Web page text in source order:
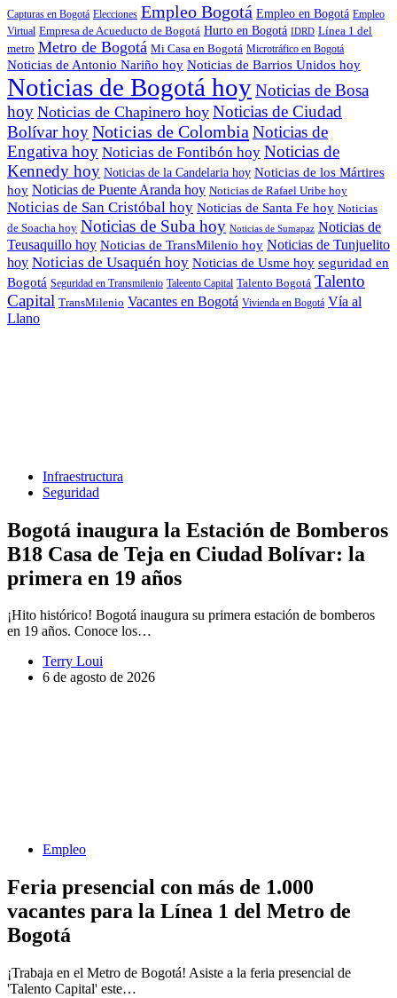
Capturas en Bogotá Elecciones Empleo Bogotá Empleo en Bogotá Empleo
Virtual Empresa de Acueducto de Bogotá Hurto en Bogotá IDRD Línea 1 del
metro Metro de Bogotá Mi Casa en Bogotá Microtráfico en Bogotá
Noticias de Antonio Nariño hoy Noticias de Barrios Unidos hoy
Noticias de Bogotá hoyNoticias de Bosa
hoy Noticias de Chapinero hoy Noticias de Ciudad
Bolívar hoyNoticias de Colombia Noticias de
Engativa hoy Noticias de Fontibón hoy Noticias de
Kennedy hoy Noticias de la Candelaria hoy Noticias de los Mártires
hoy Noticias de Puente Aranda hoy Noticias de Rafael Uribe hoy
Noticias de San Cristóbal hoy Noticias de Santa Fe hoy Noticias
de Soacha hoy Noticias de Suba hoy Noticias de Sumapaz Noticias de
Teusaquillo hoy Noticias de TransMilenio hoy Noticias de Tunjuelito
hoy Noticias de Usaquén hoy Noticias de Usme hoy seguridad en
Bogotá Seguridad en Transmilenio Taleento Capital Talento Bogotá Talento
Capital TransMilenio Vacantes en Bogotá Vivienda en Bogotá Vía al
Llano
Infraestructura
Seguridad
Bogotá inaugura la Estación de Bomberos
B18 Casa de Teja en Ciudad Bolívar: la
primera en 19 años
¡Hito histórico! Bogotá inaugura su primera estación de bomberos
en 19 años. Conoce los…
Terry Loui
6 de agosto de 2026
Empleo
Feria presencial con más de 1.000
vacantes para la Línea 1 del Metro de
Bogotá
¡Trabaja en el Metro de Bogotá! Asiste a la feria presencial de
'Talento Capital' este…